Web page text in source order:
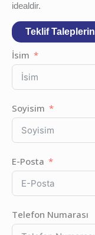
idealdir.
Teklif
İsim
Soyisim
E-Posta
Telefon Numarası